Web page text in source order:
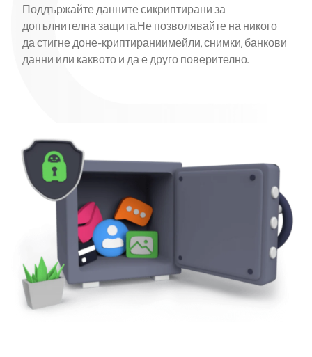
Поддържайте данните сикриптирани за
допълнителна защита.Не позволявайте на никого
да стигне доне-криптираниимейли, снимки, банкови
данни или каквото и да е друго поверително.